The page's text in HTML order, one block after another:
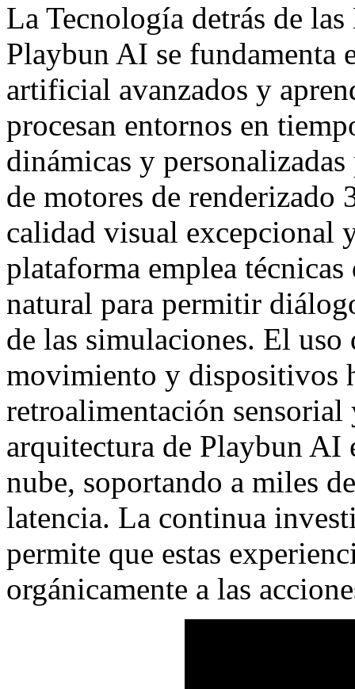
La Tecnología detrás de
Playbun AI se fundamenta
artificial avanzados y
procesan entornos en
dinámicas y
de motores de renderizado
calidad visual excepcional
plataforma emplea
natural para permitir
de las simulaciones. El uso
movimiento y dispositivos
retroalimentación
arquitectura de Playbun AI
nube, soportando a miles
latencia. La continua
permite que estas
orgánicamente a las